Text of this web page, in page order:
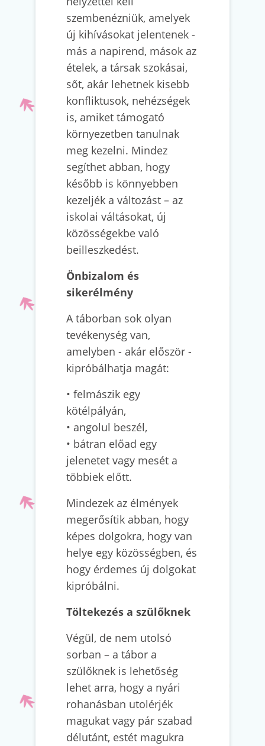
szembenézniük, amelyek
új kihívásokat jelentenek -
más a napirend, mások az
ételek, a társak szokásai,
sőt, akár lehetnek kisebb
konfliktusok, nehézségek
is, amiket támogató
környezetben tanulnak
meg kezelni. Mindez
segíthet abban, hogy
később is könnyebben
kezeljék a változást – az
iskolai váltásokat, új
közösségekbe való
beilleszkedést.
Önbizalom és
sikerélmény
A táborban sok olyan
tevékenység van,
amelyben - akár először -
kipróbálhatja magát:
• felmászik egy
kötélpályán,
• angolul beszél,
• bátran előad egy
jelenetet vagy mesét a
többiek előtt.
Mindezek az élmények
megerősítik abban, hogy
képes dolgokra, hogy van
helye egy közösségben, és
hogy érdemes új dolgokat
kipróbálni.
Töltekezés a szülőknek
Végül, de nem utolsó
sorban – a tábor a
szülőknek is lehetőség
lehet arra, hogy a nyári
rohanásban utolérjék
magukat vagy pár szabad
délutánt, estét magukra